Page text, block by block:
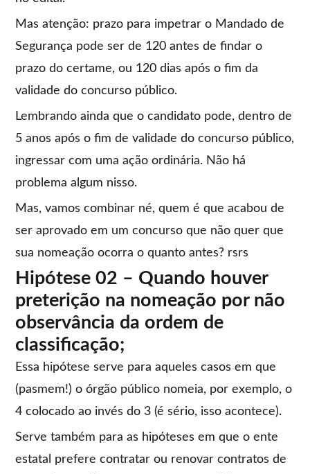
Mas atenção: prazo para impetrar o Mandado de
Segurança pode ser de 120 antes de findar o
prazo do certame, ou 120 dias após o fim da
validade do concurso público.
Lembrando ainda que o candidato pode, dentro de
5 anos após o fim de validade do concurso público,
ingressar com uma ação ordinária. Não há
problema algum nisso.
Mas, vamos combinar né, quem é que acabou de
ser aprovado em um concurso que não quer que
sua nomeação ocorra o quanto antes? rsrs
Hipótese 02 – Quando houver
preterição na nomeação por não
observância da ordem de
classificação;
Essa hipótese serve para aqueles casos em que
(pasmem!) o órgão público nomeia, por exemplo, o
4 colocado ao invés do 3 (é sério, isso acontece).
Serve também para as hipóteses em que o ente
estatal prefere contratar ou renovar contratos de